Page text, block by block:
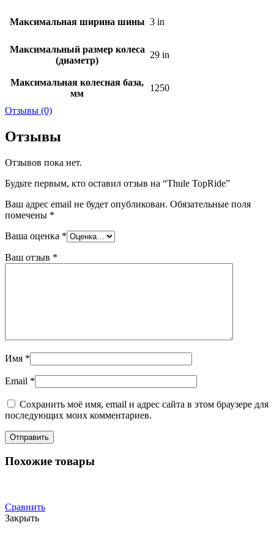
Максимальная ширина шины 3 in
Максимальный размер колеса
(диаметр)
29 in
Максимальная колесная база,
мм
1250
Отзывы (0)
Отзывы
Отзывов пока нет.
Будьте первым, кто оставил отзыв на “Thule TopRide”
Ваш адрес email не будет опубликован. Обязательные поля
помечены *
Ваша оценка *
Ваш отзыв *
Имя *
Email *
Сохранить моё имя, email и адрес сайта в этом браузере для
последующих моих комментариев.
Похожие товары
Сравнить
Закрыть